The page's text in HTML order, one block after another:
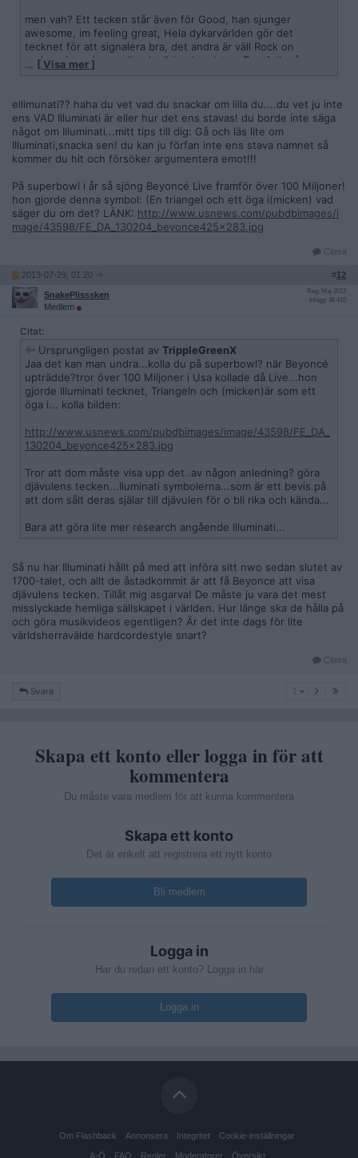
men vah? Ett tecken står även för Good, han sjunger
awesome, im feeling great, Hela dykarvärlden gör det
tecknet för att signalera bra, det andra är väll Rock on
tecken, han sjunger ''rockar'' (rock on) typ, Tror folk på
ellimunati på riktigt?
… [ Visa mer ]
ellimunati?? haha du vet vad du snackar om lilla du....du vet ju inte
ens VAD Illuminati är eller hur det ens stavas! du borde inte säga
något om Illuminati...mitt tips till dig: Gå och läs lite om
Illuminati,snacka sen! du kan ju förfan inte ens stava namnet så
kommer du hit och försöker argumentera emot!!!
På superbowl i år så sjöng Beyoncé Live framför över 100 Miljoner!
hon gjorde denna symbol: (En triangel och ett öga i(micken) vad
säger du om det? LÄNK: http://www.usnews.com/pubdbimages/i
mage/43598/FE_DA_130204_beyonce425x283.jpg
Citera
2013-07-29, 01:20 #12
SnakePlisssken
Medlem
Reg: Maj 2012
Inlägg: 38 410
Citat:
Ursprungligen postat av TrippleGreenX
Jaa det kan man undra...kolla du på superbowl? när Beyoncé
upträdde?tror över 100 Miljoner i Usa kollade då Live...hon
gjorde Illuminati tecknet, Triangeln och (micken)är som ett
öga i... kolla bilden:
http://www.usnews.com/pubdbimages/image/43598/FE_DA_
130204_beyonce425x283.jpg
Tror att dom måste visa upp det..av någon anledning? göra
djävulens tecken...Iluminati symbolerna...som är ett bevis på
att dom sålt deras själar till djävulen för o bli rika och kända...
Bara att göra lite mer research angående Illuminati...
Så nu har Illuminati hållt på med att införa sitt nwo sedan slutet av
1700-talet, och allt de åstadkommit är att få Beyonce att visa
djävulens tecken. Tillåt mig asgarva! De måste ju vara det mest
misslyckade hemliga sällskapet i världen. Hur länge ska de hålla på
och göra musikvideos egentligen? Är det inte dags för lite
världsherravälde hardcordestyle snart?
Citera
Svara
Skapa ett konto eller logga in för att
kommentera
Du måste vara medlem för att kunna kommentera
Skapa ett konto
Det är enkelt att registrera ett nytt konto
Bli medlem
Logga in
Har du redan ett konto? Logga in här
Logga in
Om Flashback Annonsera Integritet Cookie-inställningar
A-Ö FAQ Regler Moderatorer Översikt